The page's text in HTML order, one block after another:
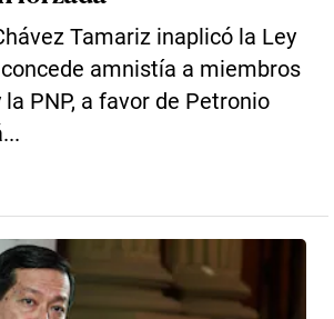
Tamariz inaplicó la Ley
concede amnistía a miembros
la PNP, a favor de Petronio